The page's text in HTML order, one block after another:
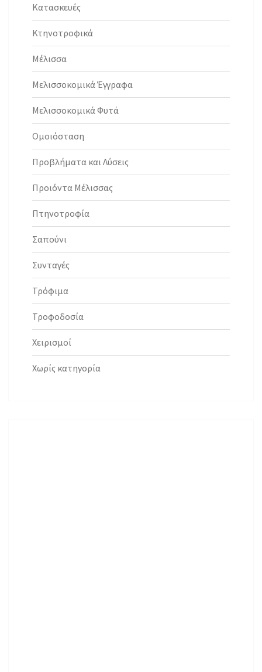
Κατασκευές
Κτηνοτροφικά
Μέλισσα
Μελισσοκομικά Έγγραφα
Μελισσοκομικά Φυτά
Ομοιόσταση
Προβλήματα και Λύσεις
Προιόντα Μέλισσας
Πτηνοτροφία
Σαπούνι
Συνταγές
Τρόφιμα
Τροφοδοσία
Χειρισμοί
Χωρίς κατηγορία